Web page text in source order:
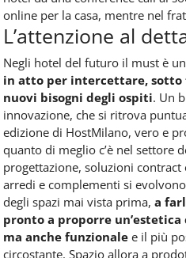
online per la casa, mentre nel
L’attenzione al
Negli hotel del futuro il must è
in atto per intercettare,
nuovi bisogni degli ospiti. Un
innovazione, che si ritrova
edizione di HostMilano, vero e
quanto di meglio c’è nel settore
progettazione, soluzioni contract
arredi e complementi si
degli spazi mai vista prima, a
pronto a proporre
ma anche funzionale e il più
circostante. Spazio allora a